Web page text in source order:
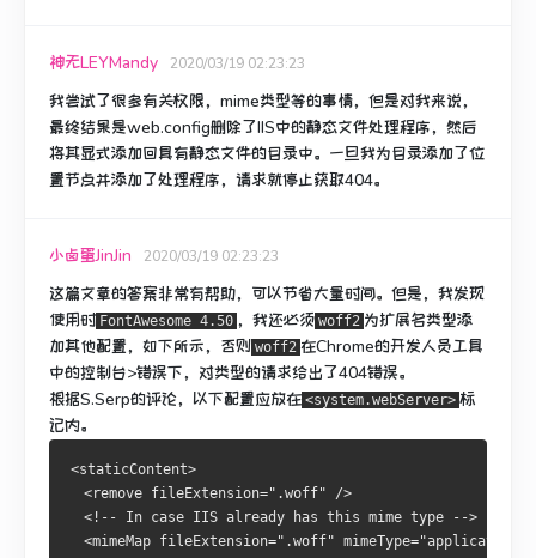
神无LEYMandy 2020/03/19 02:23:23
我尝试了很多有关权限，mime类型等的事情，但是对我来说，
最终结果是web.config删除了IIS中的静态文件处理程序，然后
将其显式添加回具有静态文件的目录中。 一旦我为目录添加了位
置节点并添加了处理程序，请求就停止获取404。
小卤蛋JinJin 2020/03/19 02:23:23
这篇文章的答案非常有帮助，可以节省大量时间。 但是，我发现
使用时 FontAwesome 4.50 ，我还必须 woff2 为扩展名类型添
加其他配置， 如下所示，否则 woff2 在Chrome的开发人员工具
中的控制台>错误下， 对类型的请求给出了404错误。
根据S.Serp的评论，以下配置应放在 <system.webServer> 标
记内。
<staticContent>
  <remove fileExtension=".woff" />
  <!-- In case IIS already has this mime type -->
<mimeMap fileExtension=".woff" mimeType="application/